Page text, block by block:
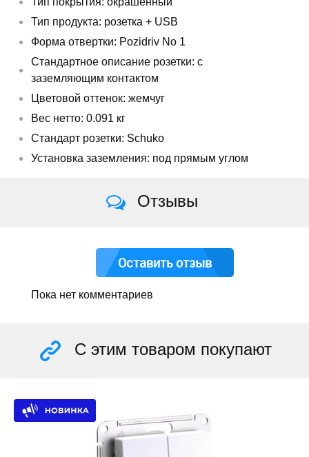
Тип продукта: розетка + USB
Форма отвертки: Pozidriv No 1
Стандартное описание розетки: с
заземляющим контактом
Цветовой оттенок: жемчуг
Вес нетто: 0.091 кг
Cтандарт розетки: Schuko
Установка заземления: под прямым углом
Отзывы
Оставить отзыв
Пока нет комментариев
С этим товаром покупают